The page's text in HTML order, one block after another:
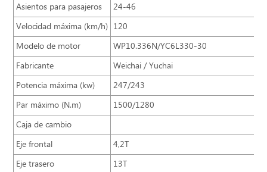
Asientos para pasajeros
24-46
Velocidad máxima (km/h) 120
Modelo de motor
WP10.336N/YC6L330-30
Fabricante
Weichai / Yuchai
Potencia máxima (kw)
247/243
Par máximo (N.m)
1500/1280
Caja de cambio
Eje frontal
4,2T
Eje trasero
13T